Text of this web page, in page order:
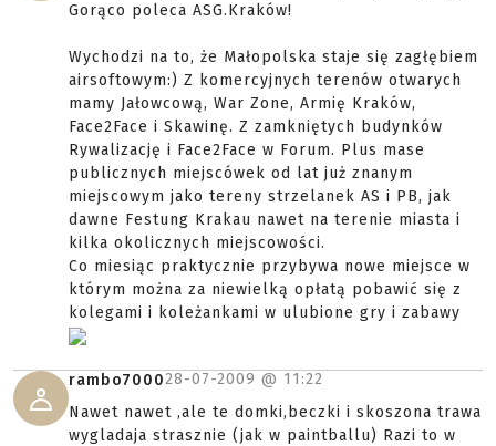
Gorąco poleca ASG.Kraków!
Wychodzi na to, że Małopolska staje się zagłębiem
airsoftowym:) Z komercyjnych terenów otwarych
mamy Jałowcową, War Zone, Armię Kraków,
Face2Face i Skawinę. Z zamkniętych budynków
Rywalizację i Face2Face w Forum. Plus mase
publicznych miejscówek od lat już znanym
miejscowym jako tereny strzelanek AS i PB, jak
dawne Festung Krakau nawet na terenie miasta i
kilka okolicznych miejscowości.
Co miesiąc praktycznie przybywa nowe miejsce w
którym można za niewielką opłatą pobawić się z
kolegami i koleżankami w ulubione gry i zabawy
rambo700028-07-2009 @ 11:22
Nawet nawet ,ale te domki,beczki i skoszona trawa
wygladaja strasznie (jak w paintballu) Razi to w